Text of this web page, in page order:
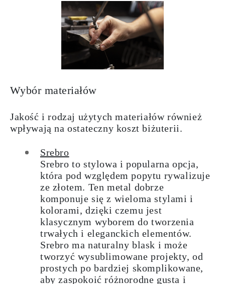
Wybór materiałów
Jakość i rodzaj użytych materiałów również
wpływają na ostateczny koszt biżuterii.
Srebro
Srebro to stylowa i popularna opcja,
która pod względem popytu rywalizuje
ze złotem. Ten metal dobrze
komponuje się z wieloma stylami i
kolorami, dzięki czemu jest
klasycznym wyborem do tworzenia
trwałych i eleganckich elementów.
Srebro ma naturalny blask i może
tworzyć wysublimowane projekty, od
prostych po bardziej skomplikowane,
aby zaspokoić różnorodne gusta i